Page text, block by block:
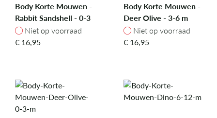
Body Korte Mouwen -
Rabbit Sandshell - 0-3
mNiet op voorraad
Niet op voorraad
€ 16,95
Body Korte Mouwen -
Deer Olive - 3-6 m
Niet op voorraad
Niet op voorraad
€ 16,95